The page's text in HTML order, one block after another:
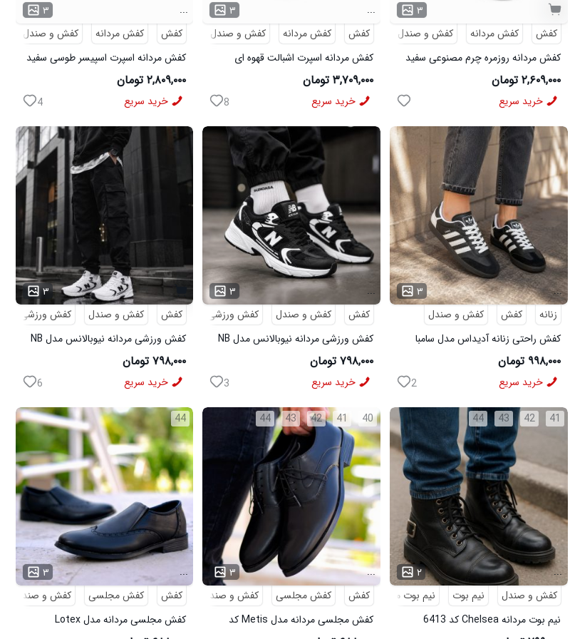
۳
کفش
کفش مردانه
کفش و صندل
کفش مردانه روزمره چرم مصنوعی سفید
مشکی On Running مدل 50920
۲,۶۰۹,۰۰۰ تومان
خرید سریع
۳
...
کفش
کفش مردانه
کفش و صندل
کفش مردانه اسپرت اشبالت قهوه ای
Saucony مدل 50786
۳,۷۰۹,۰۰۰ تومان
خرید سریع 8
۳
...
کفش
کفش مردانه
کفش و صندل
کفش مردانه اسپرت اسپیسر طوسی سفید
Salamon مدل 50728
۲,۸۰۹,۰۰۰ تومان
خرید سریع 4
۳
...
زنانه
کفش
کفش و صندل
کفش راحتی زنانه آدیداس مدل سامبا
مشکی
۹۹۸,۰۰۰ تومان
خرید سریع 2
۳
...
کفش
کفش و صندل
کفش ورزشی
کفش ورزشی مردانه نیوبالانس مدل NB
مشکی
۷۹۸,۰۰۰ تومان
خرید سریع 3
۳
کفش
کفش و صندل
کفش ورزشی
کفش ورزشی مردانه نیوبالانس مدل NB
سفید
۷۹۸,۰۰۰ تومان
خرید سریع 6
41
42
43
44
۲
...
کفش و صندل
نیم بوت
نیم بوت مردانه
نیم بوت مردانه Chelsea کد 6413
40
41
42
43
44
۳
...
کفش
کفش مجلسی
کفش و صندل
کفش مجلسی مردانه مدل Metis کد
44
۳
...
کفش
کفش مجلسی
کفش و صندل
کفش مجلسی مردانه مدل Lotex